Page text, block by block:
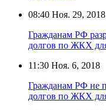
08:40 Ноя. 29, 2018
Гражданам РФ
долгов по ЖКХ
11:30 Ноя. 6, 2018
Гражданам РФ не
долгов по ЖКХ